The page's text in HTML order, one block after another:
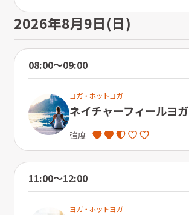
2026年8月9日(日)
08:00〜09:00
ヨガ・ホットヨガ
ネイチャーフィールヨガ
強度
11:00〜12:00
ヨガ・ホットヨガ